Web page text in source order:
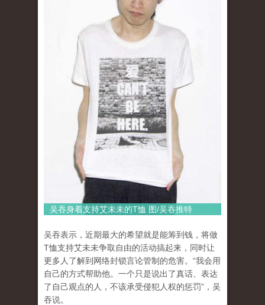
吴吞身着支持艾未未的T恤 图/吴吞推特
吴吞表示，近期最大的希望就是能筹到钱，将做
T恤支持艾未未争取自由的活动搞起来，同时让
更多人了解到网络封锁言论管制的危害。“我会用
自己的方式帮助他。一个只是说出了真话、表达
了自己观点的人，不该承受侵犯人权的惩罚”，吴
吞说。